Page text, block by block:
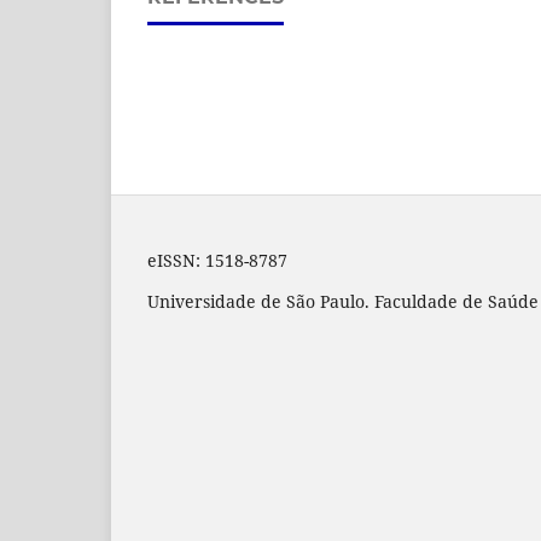
eISSN: 1518-8787
Universidade de São Paulo. Faculdade de